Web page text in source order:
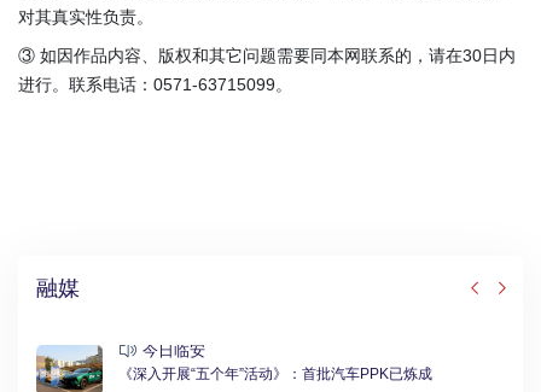
对其真实性负责。
③ 如因作品内容、版权和其它问题需要同本网联系的，请在30日内
进行。联系电话：0571-63715099。
融媒
今日临安
《深入开展“五个年”活动》：首批汽车PPK已炼成